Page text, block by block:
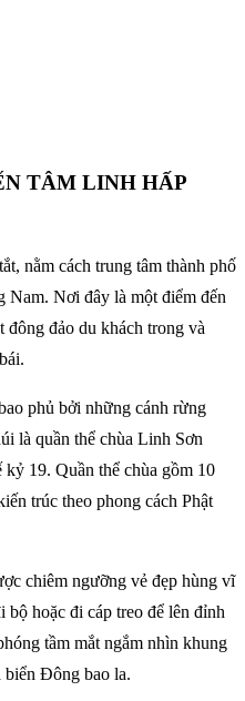
TÂM LINH HẤP
nằm cách trung tâm thành phố
Nam. Nơi đây là một điểm đến
đảo du khách trong và
phủ bởi những cánh rừng
là quần thể chùa Linh Sơn
19. Quần thể chùa gồm 10
trúc theo phong cách Phật
chiêm ngưỡng vẻ đẹp hùng vĩ
bộ hoặc đi cáp treo để lên đỉnh
tầm mắt ngắm nhìn khung
biển Đông bao la.